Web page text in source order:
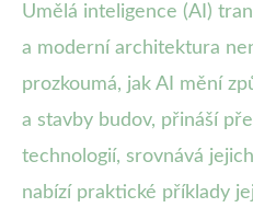
Umělá inteligence (AI)
a moderní architektura
prozkoumá, jak AI mění
a stavby budov, přináší
technologií, srovnává
nabízí praktické příklady